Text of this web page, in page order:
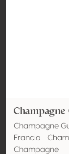
Champagne
Francia -
Champagne